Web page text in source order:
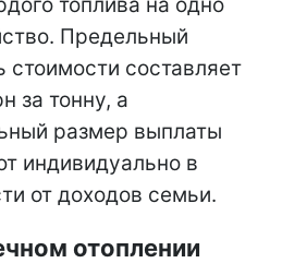
Предельный
стоимости составляет
за тонну, а
размер выплаты
индивидуально в
от доходов семьи.
отоплении